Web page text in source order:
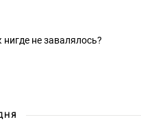
не завалялось?